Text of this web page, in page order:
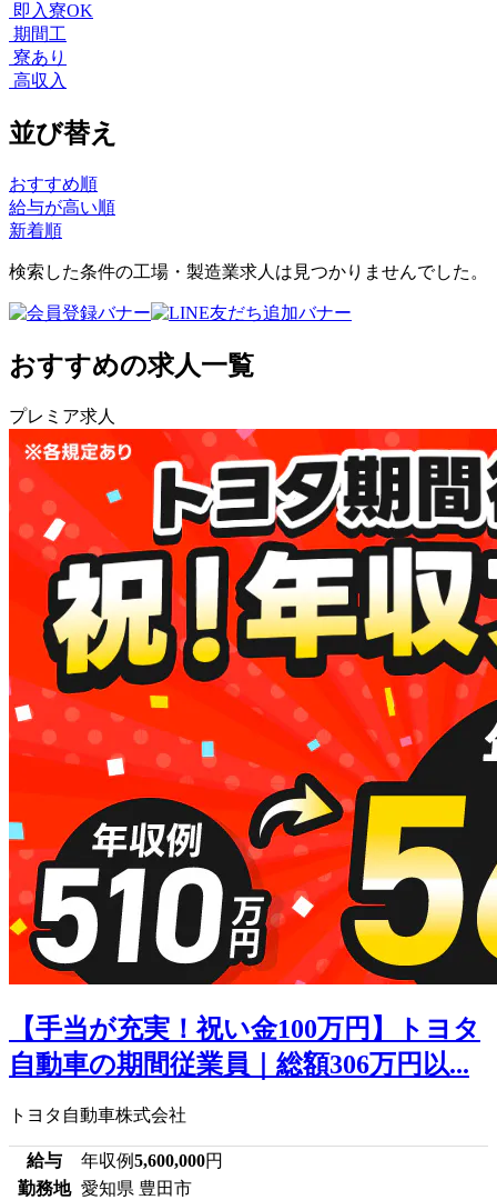
即入寮OK
期間工
寮あり
高収入
並び替え
おすすめ順
給与が高い順
新着順
検索した条件の工場・製造業求人は見つかりませんでした。
おすすめの求人一覧
プレミア求人
【手当が充実！祝い金100万円】トヨタ
自動車の期間従業員｜総額306万円以...
トヨタ自動車株式会社
給与 年収例5,600,000円
勤務地 愛知県 豊田市